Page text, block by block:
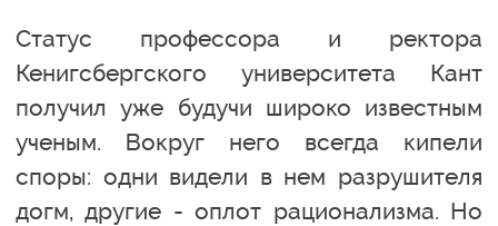
Статус профессора и ректора
Кенигсбергского университета Кант
получил уже будучи широко известным
ученым. Вокруг него всегда кипели
споры: одни видели в нем разрушителя
догм, другие - оплот рационализма. Но